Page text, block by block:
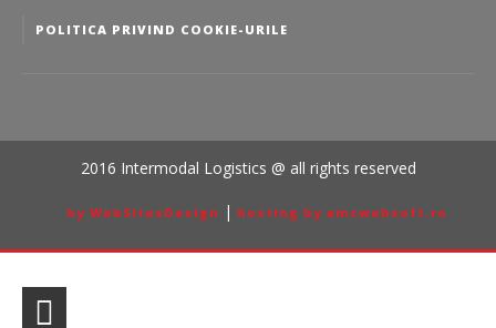
POLITICA PRIVIND COOKIE-URILE
2016 Intermodal Logistics @ all rights reserved
by WebSitesDesign | hosting by amcwebsoft.ro